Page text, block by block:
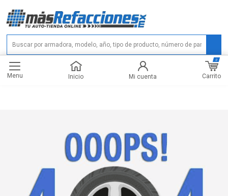
Menu Inicio Mi cuenta Carrito
0